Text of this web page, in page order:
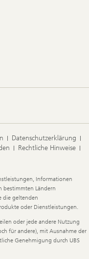
Datenschutzerklärung
Rechtliche Hinweise
Informationen
bestimmten Ländern
die geltenden
oder Dienstleistungen.
oder jede andere Nutzung
für andere), mit Ausnahme der
Genehmigung durch UBS